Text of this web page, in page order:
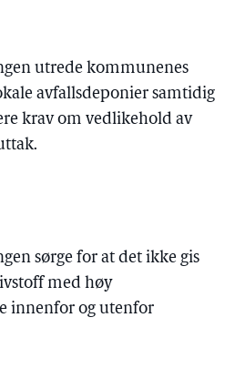
utrede kommunenes
avfallsdeponier samtidig
krav om vedlikehold av
sørge for at det ikke gis
med høy
innenfor og utenfor